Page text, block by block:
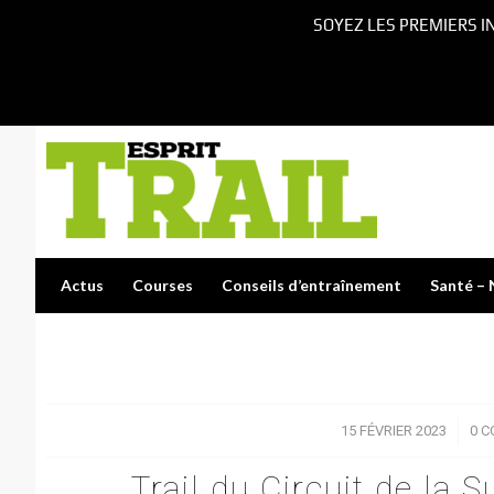
Actus Courses Conseils d’entraînement Santé –
15 FÉVRIER 2023
/ 0
SOYEZ LES PREMIERS